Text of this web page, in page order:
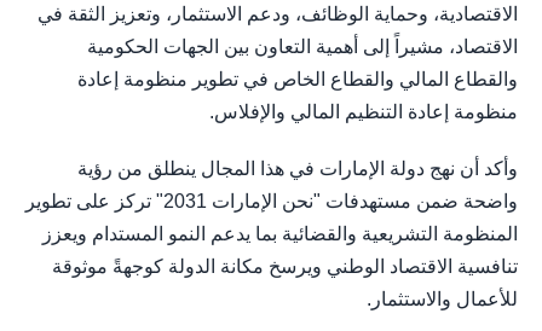
الاقتصادية، وحماية الوظائف، ودعم الاستثمار، وتعزيز الثقة في
الاقتصاد، مشيراً إلى أهمية التعاون بين الجهات الحكومية
والقطاع المالي والقطاع الخاص في تطوير منظومة إعادة
منظومة إعادة التنظيم المالي والإفلاس.
وأكد أن نهج دولة الإمارات في هذا المجال ينطلق من رؤية
واضحة ضمن مستهدفات "نحن الإمارات 2031" تركز على تطوير
المنظومة التشريعية والقضائية بما يدعم النمو المستدام ويعزز
تنافسية الاقتصاد الوطني ويرسخ مكانة الدولة كوجهةً موثوقة
للأعمال والاستثمار.